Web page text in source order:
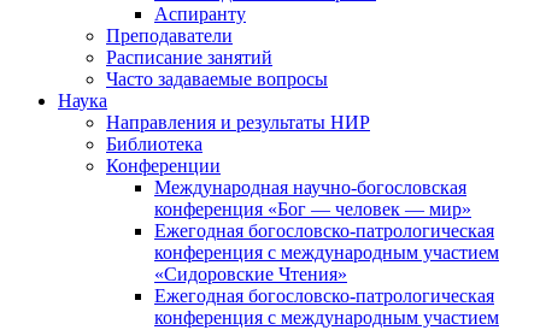
Аспиранту
Преподаватели
Расписание занятий
Часто задаваемые вопросы
Наука
Направления и результаты НИР
Библиотека
Конференции
Международная научно-богословская
конференция «Бог — человек — мир»
Ежегодная богословско-патрологическая
конференция с международным участием
«Сидоровские Чтения»
Ежегодная богословско-патрологическая
конференция с международным участием